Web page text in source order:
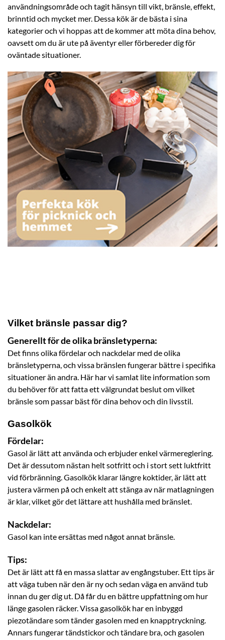
användningsområde och tagit hänsyn till vikt, bränsle, effekt,
brinntid och mycket mer. Dessa kök är de bästa i sina
kategorier och vi hoppas att de kommer att möta dina behov,
oavsett om du är ute på äventyr eller förbereder dig för
oväntade situationer.
Vilket bränsle passar dig?
Generellt för de olika bränsletyperna:
Det finns olika fördelar och nackdelar med de olika
bränsletyperna, och vissa bränslen fungerar bättre i specifika
situationer än andra. Här har vi samlat lite information som
du behöver för att fatta ett välgrundat beslut om vilket
bränsle som passar bäst för dina behov och din livsstil.
Gasolkök
Fördelar:
Gasol är lätt att använda och erbjuder enkel värmereglering.
Det är dessutom nästan helt sotfritt och i stort sett luktfritt
vid förbränning. Gasolkök klarar längre koktider, är lätt att
justera värmen på och enkelt att stänga av när matlagningen
är klar, vilket gör det lättare att hushålla med bränslet.
Nackdelar:
Gasol kan inte ersättas med något annat bränsle.
Tips:
Det är lätt att få en massa slattar av engångstuber. Ett tips är
att väga tuben när den är ny och sedan väga en använd tub
innan du ger dig ut. Då får du en bättre uppfattning om hur
länge gasolen räcker. Vissa gasolkök har en inbyggd
piezotändare som tänder gasolen med en knapptryckning.
Annars fungerar tändstickor och tändare bra, och gasolen